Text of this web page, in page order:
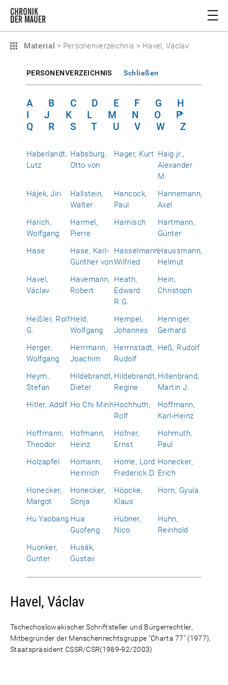
Material > Personenverzeichnis > Havel, Václav
PERSONENVERZEICHNIS Schließen
A B C D E F G
H
I
J K L M N O
P
Q
R S T U V W Z
Haberlandt,
Lutz
Habsburg,
Otto von
Hager, Kurt Haig jr.,
Alexander
M.
Hájek, Jiri
Hallstein,
Walter
Hancock,
Paul
Hannemann,
Axel
Harich,
Wolfgang
Harmel,
Pierre
Harnisch
Hartmann,
Günter
Hase
Hase, Karl-
Günther von
Hasselmann,
Wilfried
Haussmann,
Helmut
Havel,
Václav
Havemann,
Robert
Heath,
Edward
R.G.
Hein,
Christoph
Heißler, Rolf
G.
Held,
Wolfgang
Hempel,
Johannes
Henniger,
Gerhard
Herger,
Wolfgang
Herrmann,
Joachim
Herrnstadt,
Rudolf
Heß, Rudolf
Heym,
Stefan
Hildebrandt,
Dieter
Hildebrandt,
Regine
Hillenbrand,
Martin J.
Hitler, Adolf Ho Chi MinhHochhuth,
Rolf
Hoffmann,
Karl-Heinz
Hoffmann,
Theodor
Hofmann,
Heinz
Höfner,
Ernst
Hohmuth,
Paul
Holzapfel
Homann,
Heinrich
Home, Lord
Frederick D.
Honecker,
Erich
Honecker,
Margot
Honecker,
Sonja
Höpcke,
Klaus
Horn, Gyula
Hu Yaobang Hua
Guofeng
Hübner,
Nico
Huhn,
Reinhold
Huonker,
Gunter
Husák,
Gustav
Havel, Václav
Tschechoslowakischer Schriftsteller und Bürgerrechtler,
Mitbegründer der Menschenrechtsgruppe "Charta 77" (1977),
Staatspräsident CSSR/CSR(1989-92/2003)